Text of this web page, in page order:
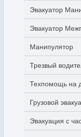
Эвакуатор
Эвакуатор
Манипулятор
Трезвый
Техпомощь на
Грузовой
Эвакуация с